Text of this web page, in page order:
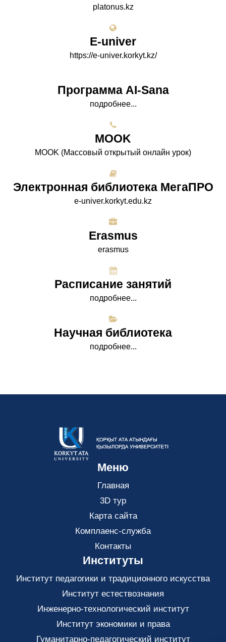
platonus.kz
E-univer
https://e-univer.korkyt.kz/
Программа AI-Sana
подробнее...
МООK
МООK (Массовый открытый онлайн урок)
Электронная библиотека МегаПРО
e-univer.korkyt.edu.kz
Erasmus
erasmus
Расписание занятий
подробнее...
Научная библиотека
подробнее...
Меню
Главная
3D тур
Карта сайта
Комплаенс-служба
Контакты
Институты
Институт педагогики и традиционного искусства
Институт естествознания
Инженерно-технологический институт
Институт экономики и права
Гуманитарно-педагогический институт